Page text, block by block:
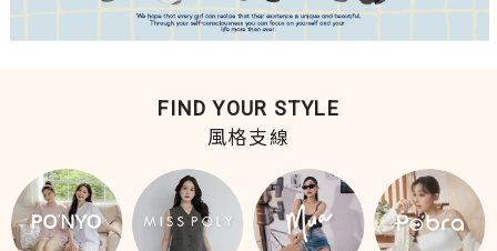
FIND YOUR STYLE
風格支線